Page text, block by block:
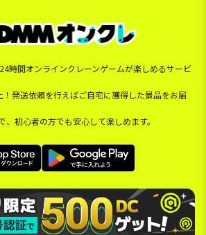
時間オンラインクレーンゲームが楽しめるサービ
発送依頼を行えばご自宅に獲得した景品をお届
、初心者の方でも安心して楽しめます。